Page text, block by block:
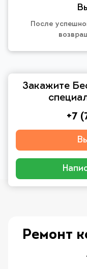
После
Закажите
+7
Ремонт